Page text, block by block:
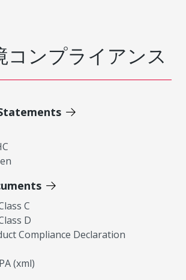
コンプライアンス
C
D
Compliance Declaration
(xml)